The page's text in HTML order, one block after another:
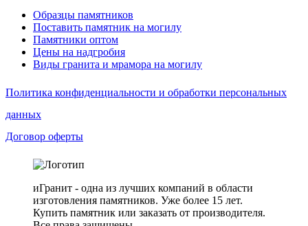
Образцы памятников
Поставить памятник на могилу
Памятники оптом
Цены на надгробия
Виды гранита и мрамора на могилу
Политика конфиденциальности и обработки персональных
данных
Договор оферты
иГранит - одна из лучших компаний в области
изготовления памятников. Уже более 15 лет.
Купить памятник или заказать от производителя.